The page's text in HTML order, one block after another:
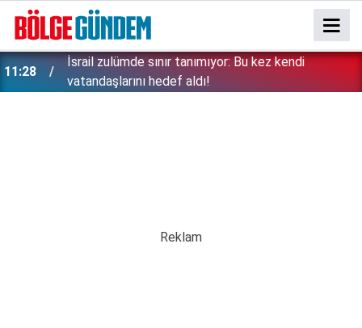
11:17
Erken tatil rezervasyonu mağdurları için Ticaret
bakanlığından uyarı: Kesintisiz iade zorunlu!